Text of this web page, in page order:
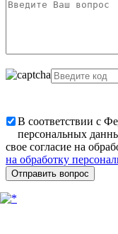
В соответствии с
персональных
свое согласие на
на обработку